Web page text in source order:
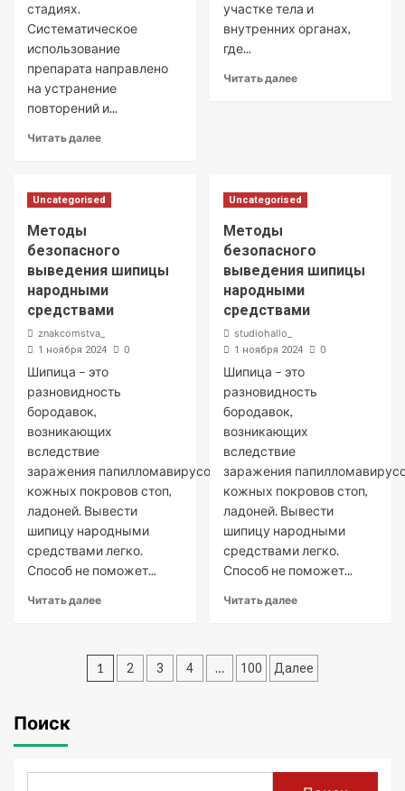
стадиях.
Систематическое
использование
препарата направлено
на устранение
повторений и...
Читать далее
участке тела и
внутренних органах,
где...
Читать далее
Uncategorised
Методы
безопасного
выведения шипицы
народными
средствами
znakcomstva_
1 ноября 2024 0
Шипица – это
разновидность
бородавок,
возникающих
вследствие
заражения папилломавирусом
кожных покровов стоп,
ладоней. Вывести
шипицу народными
средствами легко.
Способ не поможет...
Читать далее
Uncategorised
Методы
безопасного
выведения шипицы
народными
средствами
studiohallo_
1 ноября 2024 0
Шипица – это
разновидность
бородавок,
возникающих
вследствие
заражения
кожных покровов стоп,
ладоней. Вывести
шипицу народными
средствами легко.
Способ не поможет...
Читать далее
Пагинация
1 2 3 4 … 100 Далее
Поиск